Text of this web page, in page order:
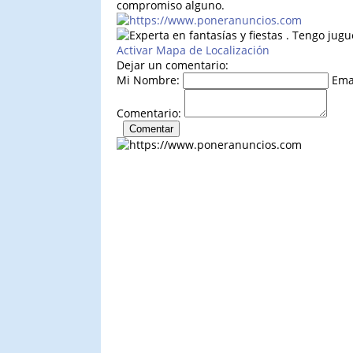
compromiso alguno.
Activar Mapa de Localización
Dejar un comentario:
Mi Nombre:
Comentario: